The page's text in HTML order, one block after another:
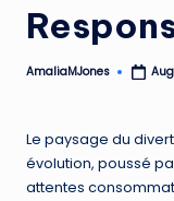
Posted
AmaliaMJones
Le paysage du
évolution, poussé
attentes